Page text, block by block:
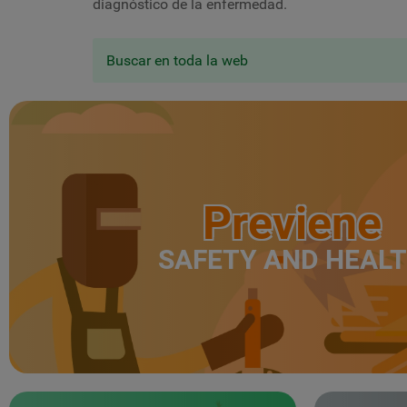
diagnóstico de la enfermedad.
Buscar en toda la web
Previene
SAFETY AND